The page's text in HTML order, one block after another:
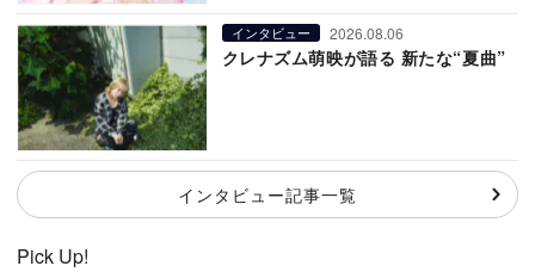
インタビュー 2026.08.06
クレナズム萌映が語る 新たな“夏曲”
インタビュー記事一覧
Pick Up!